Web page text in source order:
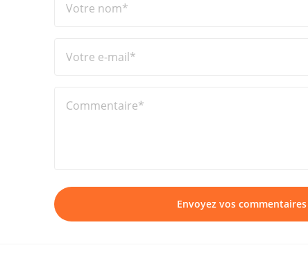
Votre nom*
Votre e-mail*
Commentaire*
Envoyez vos commentaires